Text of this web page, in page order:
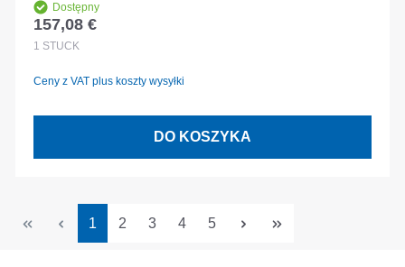
Dostępny
Cena regularna:
157,08 €
1 STÜCK
Ceny z VAT plus koszty wysyłki
DO KOSZYKA
Strona
1 Strona
2 Strona
3 Strona
4 Strona
5